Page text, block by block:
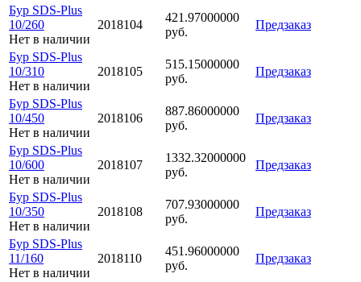
Бур SDS-Plus
10/260
Нет в наличии
2018104
421.97000000
руб.
Предзаказ
Бур SDS-Plus
10/310
Нет в наличии
2018105
515.15000000
руб.
Предзаказ
Бур SDS-Plus
10/450
Нет в наличии
2018106
887.86000000
руб.
Предзаказ
Бур SDS-Plus
10/600
Нет в наличии
2018107
1332.32000000
руб.
Предзаказ
Бур SDS-Plus
10/350
Нет в наличии
2018108
707.93000000
руб.
Предзаказ
Бур SDS-Plus
11/160
Нет в наличии
2018110
451.96000000
руб.
Предзаказ